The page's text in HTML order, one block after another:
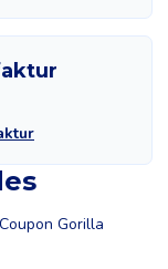
Gorilla